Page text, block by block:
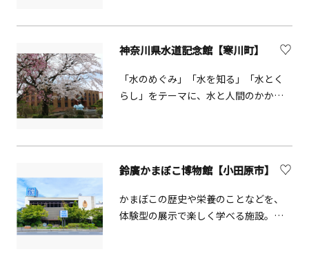
ールができるまでの工程を約1時間かけ
て学ぶことができる。また、ツアーの
最後では出来立てビールを試飲いただ
く中で「一番搾り」をもっとおいしく
楽しむための方法を知ることができる
約。
神奈川県水道記念館【寒川町】
「水のめぐみ」「水を知る」「水とく
らし」をテーマに、水と人間のかかわ
トロな外観の建物も魅力的で、和風庭
園や、噴水を備えた水の広場もありま
す。
鈴廣かまぼこ博物館【小田原市】
かまぼこの歴史や栄養のことなどを、
体験型の展示で楽しく学べる施設。ガ